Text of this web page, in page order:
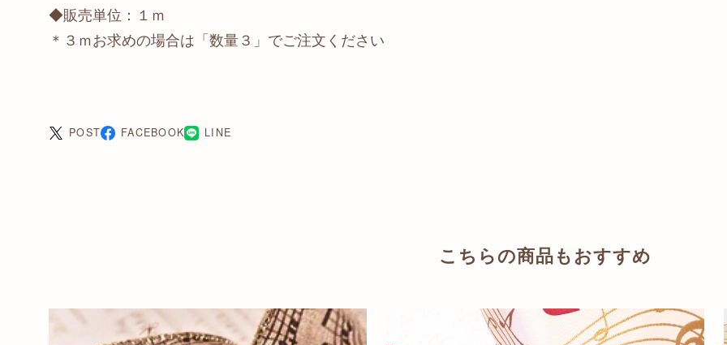
◆販売単位：１ｍ
＊３ｍお求めの場合は「数量３」でご注文ください
POST FACEBOOK LINE
こちらの商品もおすすめ